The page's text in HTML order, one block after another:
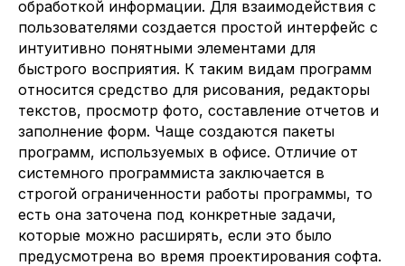
обработкой информации. Для взаимодействия с
пользователями создается простой интерфейс с
интуитивно понятными элементами для
быстрого восприятия. К таким видам программ
относится средство для рисования, редакторы
текстов, просмотр фото, составление отчетов и
заполнение форм. Чаще создаются пакеты
программ, используемых в офисе. Отличие от
системного программиста заключается в
строгой ограниченности работы программы, то
есть она заточена под конкретные задачи,
которые можно расширять, если это было
предусмотрена во время проектирования софта.